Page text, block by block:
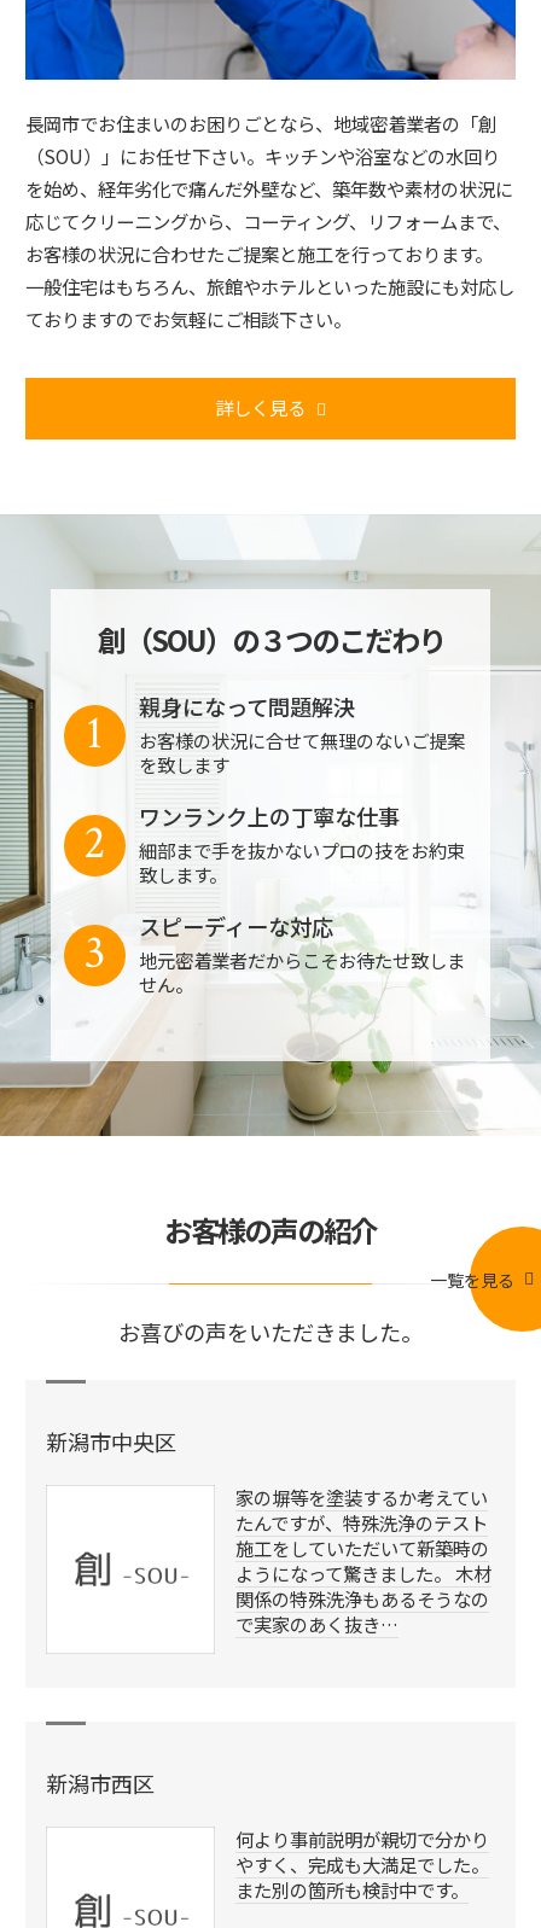
長岡市でお住まいのお困りごとなら、地域密着業者の「創
（SOU）」にお任せ下さい。キッチンや浴室などの水回り
を始め、経年劣化で痛んだ外壁など、築年数や素材の状況に
応じてクリーニングから、コーティング、リフォームまで、
お客様の状況に合わせたご提案と施工を行っております。
一般住宅はもちろん、旅館やホテルといった施設にも対応し
ておりますのでお気軽にご相談下さい。
詳しく見る
創（SOU）の３つのこだわり
親身になって問題解決
お客様の状況に合せて無理のないご提案
を致します
1
ワンランク上の丁寧な仕事
細部まで手を抜かないプロの技をお約束
致します。
2
スピーディーな対応
地元密着業者だからこそお待たせ致しま
せん。
3
お客様の声の紹介
お喜びの声をいただきました。
一覧を見る
新潟市中央区
家の塀等を塗装するか考えてい
たんですが、特殊洗浄のテスト
施工をしていただいて新築時の
ようになって驚きました。 木材
関係の特殊洗浄もあるそうなの
で実家のあく抜き…
新潟市西区
何より事前説明が親切で分かり
やすく、完成も大満足でした。
また別の箇所も検討中です。